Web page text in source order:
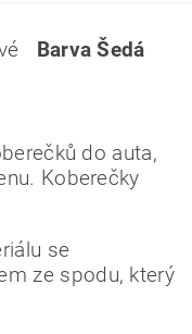
Barva Šedá
do auta,
Koberečky
se
ze spodu, který